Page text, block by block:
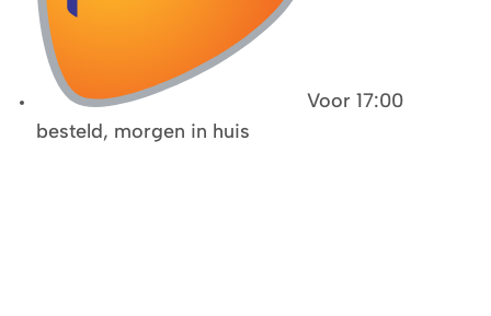
Voor 17:00
besteld, morgen in huis